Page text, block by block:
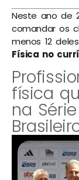
Neste ano de
comandar os
menos 12
Física no
física
na